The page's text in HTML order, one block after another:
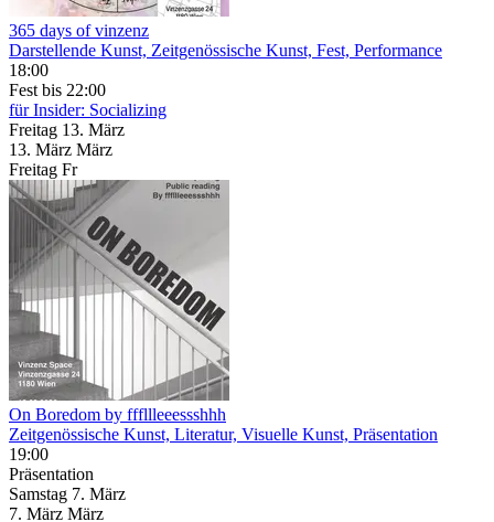
365 days of vinzenz
Darstellende Kunst, Zeitgenössische Kunst, Fest, Performance
18:00
Fest bis 22:00
für Insider: Socializing
Freitag 13. März
13. März März
Freitag Fr
On Boredom by fffllleeessshhh
Zeitgenössische Kunst, Literatur, Visuelle Kunst, Präsentation
19:00
Präsentation
Samstag 7. März
7. März März